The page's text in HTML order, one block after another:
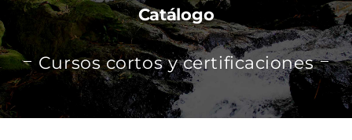
MATRÍCULA Y PAGOS
CONTACTO
Catálogo
Cursos cortos y certificaciones